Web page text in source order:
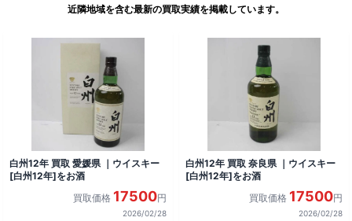
近隣地域を含む最新の買取実績を掲載しています。
白州12年 買取 愛媛県 ｜ウイスキー
[白州12年]をお酒
買取価格 17500円
2026/02/28
白州12年 買取 奈良県 ｜ウイスキー
[白州12年]をお酒
買取価格 17500円
2026/02/28